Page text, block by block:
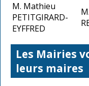
M. Mathieu
PETITGIRARD-
EYFFRED
Les Mairies
leurs maires